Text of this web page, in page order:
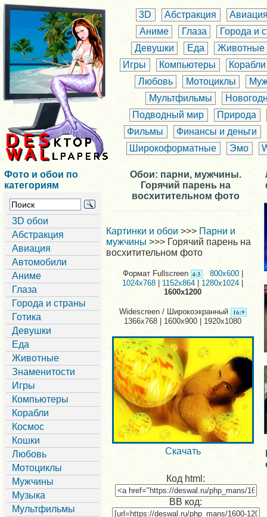
3D Абстракция
Аниме
Глаза
Города и
Девушки
Еда
Животные
Игры
Компьютеры
Корабли
Любовь
Мотоциклы
Мультфильмы
Подводный мир
Природа
Фильмы
Финансы и деньги
Широкоформатные
Эмо
Фото и обои по
категориям
3D обои
Абстракция
Авиация
Автомобили
Аниме
Глаза
Города и страны
Готика
Девушки
Еда
Животные
Знаменитости
Игры
Компьютеры
Корабли
Космос
Кошки
Любовь
Мотоциклы
Мужчины
Музыка
Мультфильмы
Обои: парни, мужчины.
Горячий парень на
восхитительном фото
Картинки и обои >>> Парни и
мужчины >>> Горячий парень на
восхитительном фото
Формат Fullscreen 800x600
1024x768|1152x864 1280x1024
1600x1200
Widescreen / Широкоэкранный
1366x768 | 1600x900 | 1920x1080
Скачать
Код html:
BB код: